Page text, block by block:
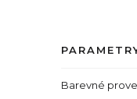
Barevné